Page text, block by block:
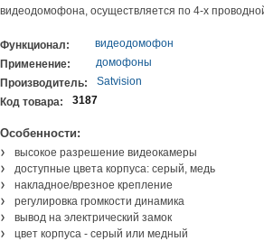
видеодомофона, осуществляется по 4-х
Функционал:
видеодомофон
Применение:
домофоны
Производитель:
Satvision
Код товара:
3187
Особенности:
высокое разрешение видеокамеры
доступные цвета корпуса: серый, медь
накладное/врезное крепление
регулировка громкости динамика
вывод на электрический замок
цвет корпуса - серый или медный